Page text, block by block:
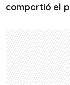
compartió el